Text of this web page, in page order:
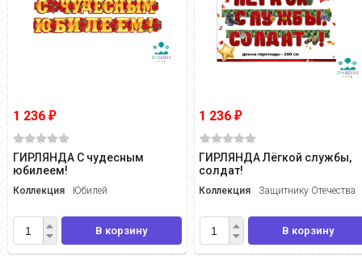
1 236 ₽
ГИРЛЯНДА С чудесным
юбилеем!
Коллекция Юбилей
В корзину
1 236₽
ГИРЛЯНДА Лёгкой службы,
солдат!
Коллекция Защитнику Отечества
В корзину